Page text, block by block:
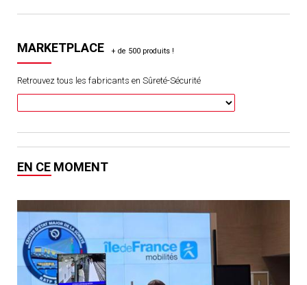
MARKETPLACE
Retrouvez tous les fabricants en Sûreté-Sécurité
EN CE MOMENT